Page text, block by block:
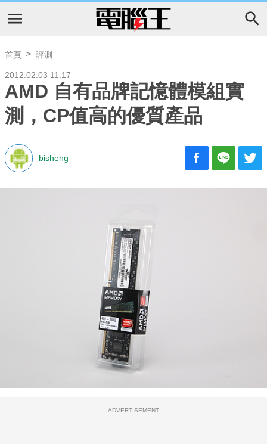
首頁 評測
2012.02.03 11:17
AMD 自有品牌記憶體模組實
測，CP值高的優質產品
bisheng
ADVERTISEMENT